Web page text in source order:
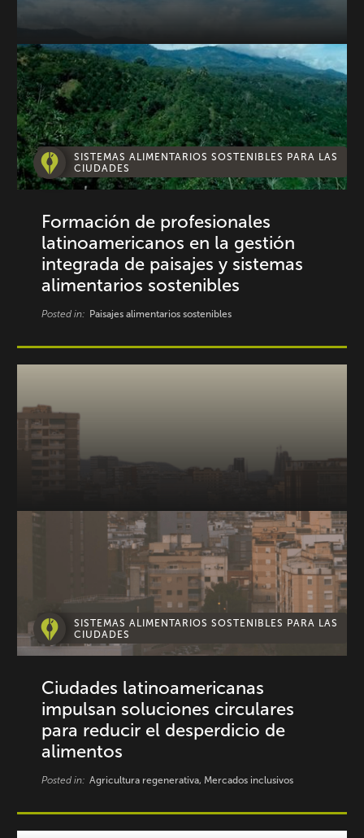
SISTEMAS ALIMENTARIOS SOSTENIBLES PARA LAS
CIUDADES
Formación de profesionales
latinoamericanos en la gestión
integrada de paisajes y sistemas
alimentarios sostenibles
Posted in: Paisajes alimentarios sostenibles
SISTEMAS ALIMENTARIOS SOSTENIBLES PARA LAS
CIUDADES
Ciudades latinoamericanas
impulsan soluciones circulares
para reducir el desperdicio de
alimentos
Posted in: Agricultura regenerativa, Mercados inclusivos